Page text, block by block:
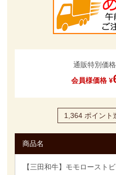
通販特別価格
会員様価格 ¥
1,364 ポイント
商品名
【三田和牛】モモロースト